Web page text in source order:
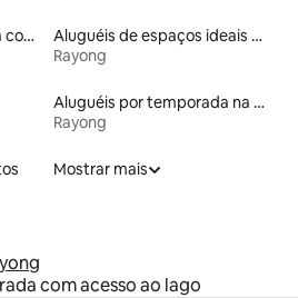
Aluguéis por temporada com sauna
Aluguéis de espaços ideais para famílias
Rayong
Aluguéis por temporada na orla
Rayong
Mostrar mais
com acesso ao lago